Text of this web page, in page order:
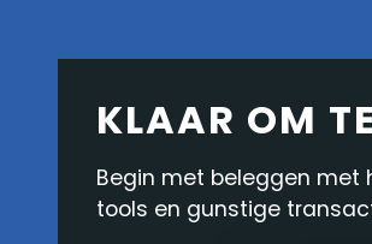
KLAAR OM
Begin met beleggen met
tools en gunstige